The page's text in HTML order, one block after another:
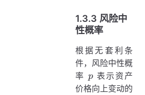
1.3.3 风险中
性概率
根据无套利条
件，风险中性概
率 p
p 表示资产
价格向上变动的